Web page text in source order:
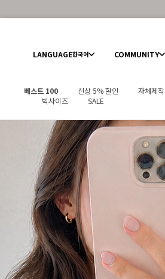
LANGUAGE한국어 COMMUNITY
베스트 100 신상 5% 할인 자체제작
빅사이즈
SALE